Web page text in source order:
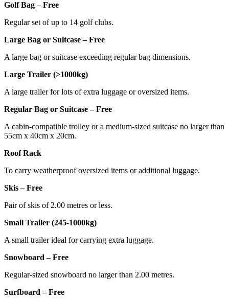
Golf Bag – Free
Regular set of up to 14 golf clubs.
Large Bag or Suitcase – Free
A large bag or suitcase exceeding regular bag dimensions.
Large Trailer (>1000kg)
A large trailer for lots of extra luggage or oversized items.
Regular Bag or Suitcase – Free
A cabin-compatible trolley or a medium-sized suitcase no larger than
55cm x 40cm x 20cm.
Roof Rack
To carry weatherproof oversized items or additional luggage.
Skis – Free
Pair of skis of 2.00 metres or less.
Small Trailer (245-1000kg)
A small trailer ideal for carrying extra luggage.
Snowboard – Free
Regular-sized snowboard no larger than 2.00 metres.
Surfboard – Free